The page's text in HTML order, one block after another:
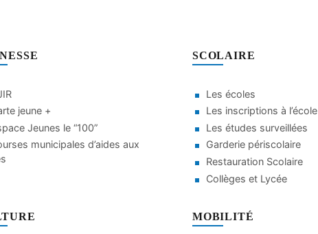
jeune +
Jeunes le “100”
municipales d’aides aux
SCOLAIRE
Les écoles
Les inscriptions à l’école
Les études surveillées
Garderie périscolaire
Restauration Scolaire
Collèges et Lycée
MOBILITÉ